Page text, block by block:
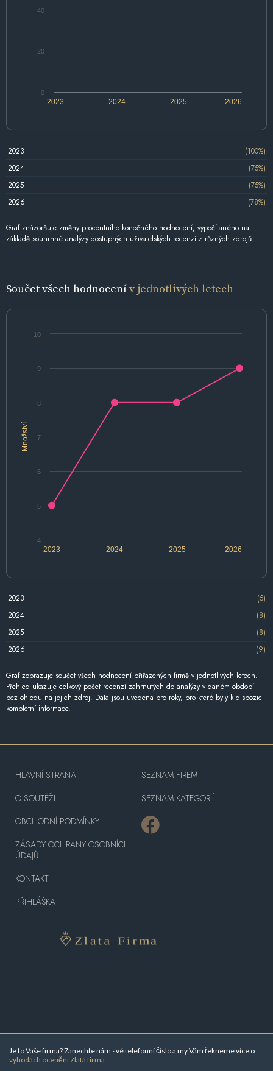
2024 2026
2023 2025
0
20
40
2023
(100%)
2024
(75%)
2025
(75%)
2026
(78%)
Graf znázorňuje změny procentního konečného hodnocení, vypočítaného na
základě souhrnné analýzy dostupných uživatelských recenzí z různých zdrojů.
Součet všech hodnocenív jednotlivých letech
Množství
2024 2026
2023 2025
4
5
6
7
8
9
10
2023
(5)
2024
(8)
2025
(8)
2026
(9)
Graf zobrazuje součet všech hodnocení přiřazených firmě v jednotlivých letech.
Přehled ukazuje celkový počet recenzí zahrnutých do analýzy v daném období
bez ohledu na jejich zdroj. Data jsou uvedena pro roky, pro které byly k dispozici
kompletní informace.
Je to Vaše firma? Zanechte nám své telefonní číslo a my Vám řekneme více o
výhodách ocenění Zlatá firma
HLAVNÍ STRANA
O SOUTĚŽI
OBCHODNÍ PODMÍNKY
ZÁSADY OCHRANY OSOBNÍCH
ÚDAJŮ
KONTAKT
PŘIHLÁŠKA
SEZNAM FIREM
SEZNAM KATEGORIÍ